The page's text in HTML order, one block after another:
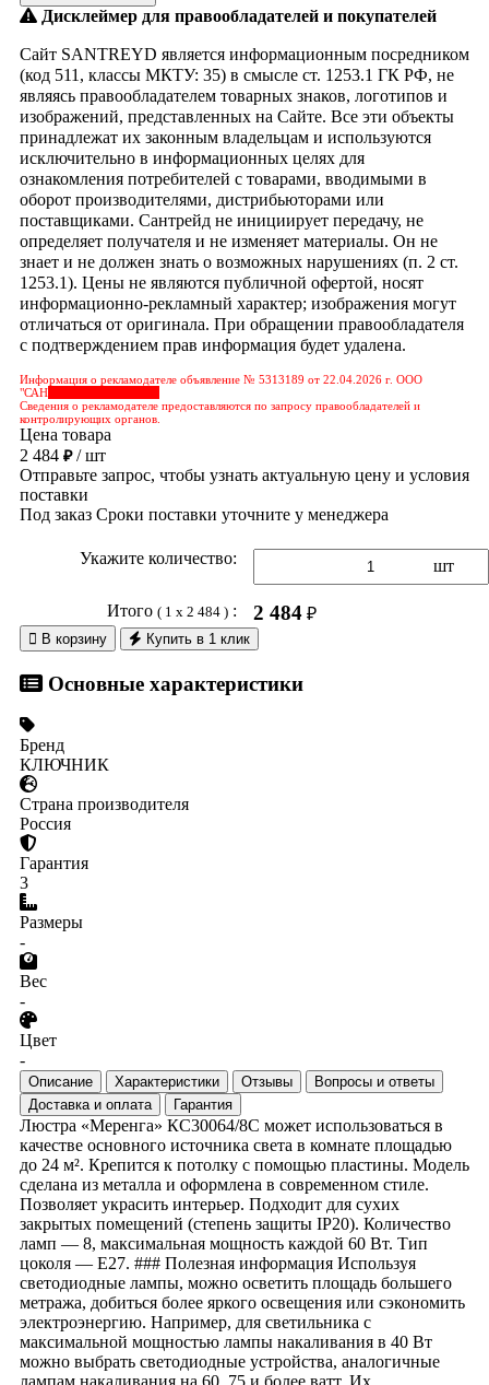
Дисклеймер для правообладателей и покупателей
Сайт SANTREYD является информационным посредником
(код 511, классы МКТУ: 35) в смысле ст. 1253.1 ГК РФ, не
являясь правообладателем товарных знаков, логотипов и
изображений, представленных на Сайте. Все эти объекты
принадлежат их законным владельцам и используются
исключительно в информационных целях для
ознакомления потребителей с товарами, вводимыми в
оборот производителями, дистрибьюторами или
поставщиками. Сантрейд не инициирует передачу, не
определяет получателя и не изменяет материалы. Он не
знает и не должен знать о возможных нарушениях (п. 2 ст.
1253.1). Цены не являются публичной офертой, носят
информационно-рекламный характер; изображения могут
отличаться от оригинала. При обращении правообладателя
с подтверждением прав информация будет удалена.
Информация о рекламодателе объявление № 5313189 от 22.04.2026 г. ООО
"САН
Сведения о рекламодателе предоставляются по запросу правообладателей и
контролирующих органов.
Цена товара
2 484 ₽/ шт
Отправьте запрос, чтобы узнать актуальную цену и условия
поставки
Под заказ Сроки поставки уточните у менеджера
Укажите количество: шт
Итого ( 1 x 2 484 ): 2 484₽
 В корзину Купить в 1 клик
Основные характеристики
Бренд
КЛЮЧНИК
Страна производителя
Россия
Гарантия
3
Размеры
-
Вес
-
Цвет
-
Описание Характеристики Отзывы
Вопросы и ответы
Доставка и оплата
Гарантия
Люстра «Меренга» КС30064/8С может использоваться в
качестве основного источника света в комнате площадью
до 24 м². Крепится к потолку с помощью пластины. Модель
сделана из металла и оформлена в современном стиле.
Позволяет украсить интерьер. Подходит для сухих
закрытых помещений (степень защиты IP20). Количество
ламп — 8, максимальная мощность каждой 60 Вт. Тип
цоколя — E27. ### Полезная информация Используя
светодиодные лампы, можно осветить площадь большего
метража, добиться более яркого освещения или сэкономить
электроэнергию. Например, для светильника с
максимальной мощностью лампы накаливания в 40 Вт
можно выбрать светодиодные устройства, аналогичные